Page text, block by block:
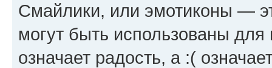
Смайлики, или эмотиконы —
могут быть использованы
означает радость, а :(